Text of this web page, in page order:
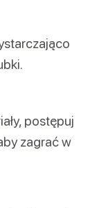
postępuj
zagrać w